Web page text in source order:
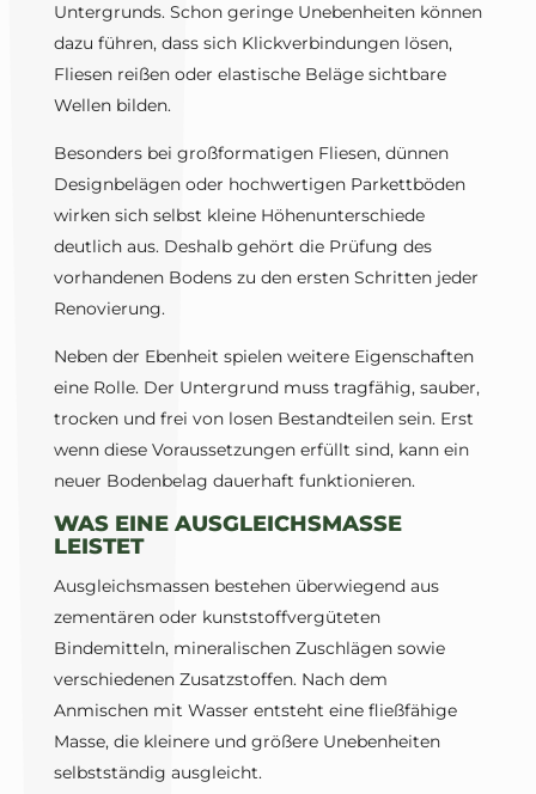
Untergrunds. Schon geringe Unebenheiten können
dazu führen, dass sich Klickverbindungen lösen,
Fliesen reißen oder elastische Beläge sichtbare
Wellen bilden.
Besonders bei großformatigen Fliesen, dünnen
Designbelägen oder hochwertigen Parkettböden
wirken sich selbst kleine Höhenunterschiede
deutlich aus. Deshalb gehört die Prüfung des
vorhandenen Bodens zu den ersten Schritten jeder
Renovierung.
Neben der Ebenheit spielen weitere Eigenschaften
eine Rolle. Der Untergrund muss tragfähig, sauber,
trocken und frei von losen Bestandteilen sein. Erst
wenn diese Voraussetzungen erfüllt sind, kann ein
neuer Bodenbelag dauerhaft funktionieren.
WAS EINE AUSGLEICHSMASSE
LEISTET
Ausgleichsmassen bestehen überwiegend aus
zementären oder kunststoffvergüteten
Bindemitteln, mineralischen Zuschlägen sowie
verschiedenen Zusatzstoffen. Nach dem
Anmischen mit Wasser entsteht eine fließfähige
Masse, die kleinere und größere Unebenheiten
selbstständig ausgleicht.